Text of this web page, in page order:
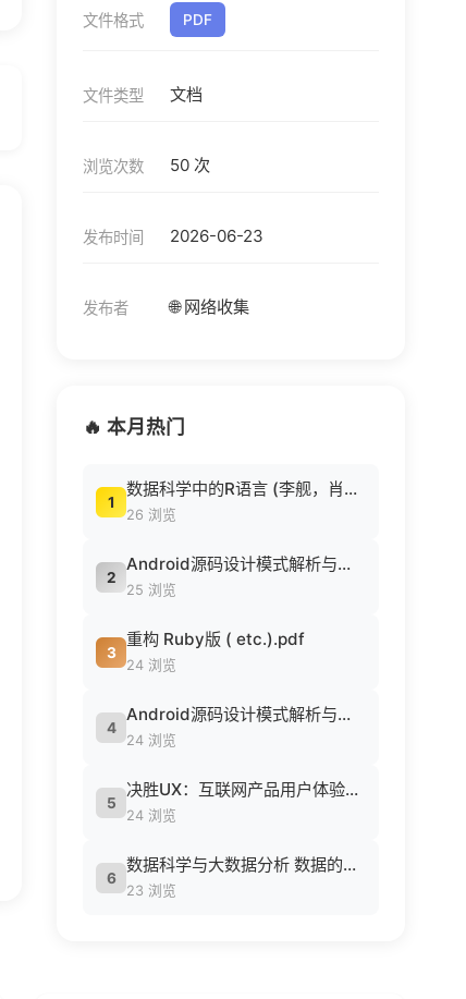
文件格式 PDF
文件类型 文档
浏览次数 50 次
发布时间 2026-06-23
发布者 🌐 网络收集
🔥 本月热门
1
数据科学中的R语言 (李舰，肖凯著, 李舰，肖凯著；吴喜之审校, Pdg2Pic).pdf
26 浏览
2
Android源码设计模式解析与实战 (何红辉，关爱民著, 何红辉, 关爱民著, 何红辉, 关爱民).pdf
25 浏览
3
重构 Ruby版 ( etc.).pdf
24 浏览
4
Android源码设计模式解析与实战 (何红辉，关爱民著, 何红辉, 关爱民著, 何红辉, 关爱民).pdf
24 浏览
5
决胜UX：互联网产品用户体验策略 ([美] Jaime Levy [[美] Jaime Levy]).epub
24 浏览
6
数据科学与大数据分析 数据的发现 分析 可视化与表示 ( etc.).epub
23 浏览